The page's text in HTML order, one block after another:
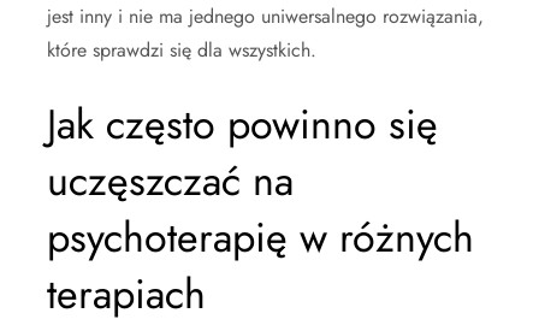
jest inny i nie ma jednego uniwersalnego rozwiązania,
które sprawdzi się dla wszystkich.
Jak często powinno się
uczęszczać na
psychoterapię w różnych
terapiach